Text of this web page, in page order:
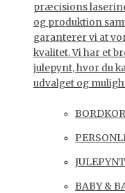
præcisions
og produktion
garanterer vi at
kvalitet. Vi har et
julepynt, hvor du
udvalget og
BABY &